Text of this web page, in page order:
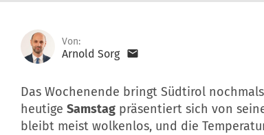
Von:
Arnold Sorg
Das Wochenende bringt Südtirol
heutige Samstag präsentiert sich von
bleibt meist wolkenlos, und die